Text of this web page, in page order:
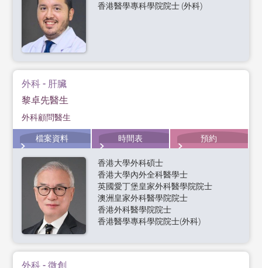
香港醫學專科學院院士 (外科)
外科 - 肝臟
黎卓先醫生
外科顧問醫生
檔案資料 時間表 預約
香港大學外科碩士
香港大學內外全科醫學士
英國愛丁堡皇家外科醫學院院士
澳洲皇家外科醫學院院士
香港外科醫學院院士
香港醫學專科學院院士(外科)
外科 - 微創